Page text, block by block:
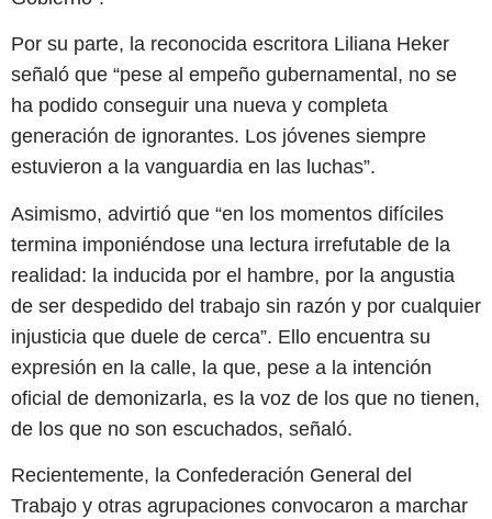
Por su parte, la reconocida escritora Liliana Heker
señaló que “pese al empeño gubernamental, no se
ha podido conseguir una nueva y completa
generación de ignorantes. Los jóvenes siempre
estuvieron a la vanguardia en las luchas”.
Asimismo, advirtió que “en los momentos difíciles
termina imponiéndose una lectura irrefutable de la
realidad: la inducida por el hambre, por la angustia
de ser despedido del trabajo sin razón y por cualquier
injusticia que duele de cerca”. Ello encuentra su
expresión en la calle, la que, pese a la intención
oficial de demonizarla, es la voz de los que no tienen,
de los que no son escuchados, señaló.
Recientemente, la Confederación General del
Trabajo y otras agrupaciones convocaron a marchar